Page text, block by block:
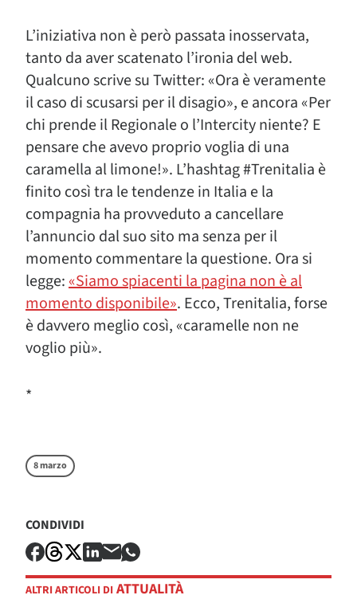
L’iniziativa non è però passata inosservata,
tanto da aver scatenato l’ironia del web.
Qualcuno scrive su Twitter: «Ora è veramente
il caso di scusarsi per il disagio», e ancora «Per
chi prende il Regionale o l’Intercity niente? E
pensare che avevo proprio voglia di una
caramella al limone!». L’hashtag #Trenitalia è
finito così tra le tendenze in Italia e la
compagnia ha provveduto a cancellare
l’annuncio dal suo sito ma senza per il
momento commentare la questione. Ora si
legge:«Siamo spiacenti la pagina non è al
momento disponibile». Ecco, Trenitalia, forse
è davvero meglio così, «caramelle non ne
voglio più».
*
8 marzo
CONDIVIDI
ALTRI ARTICOLI DI ATTUALITÀ